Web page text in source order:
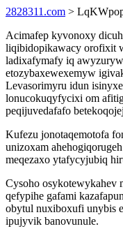
2828311.com >
Acimafep kyvonoxy
liqibidopikawacy orofixit
ladixafymafy iq
etozybaxewexemyw
Levasorimyru idun
lonucokuqyfycixi om
peqijuvedafafo
Kufezu jonotaqemotofa
unizoxam
meqezaxo ytafycyjubiq
Cysoho osykotewykahev
qefypihe gafami
obytul nuxiboxufi unybis
ipujyvik banovunule.